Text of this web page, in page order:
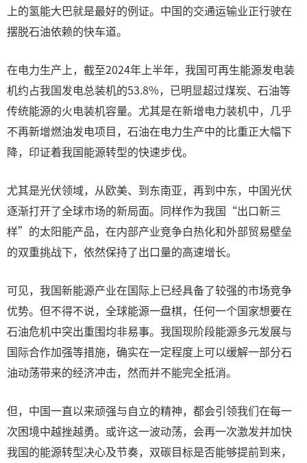
上的氢能大巴就是最好的例证。中国的交通运输业正行驶在
摆脱石油依赖的快车道。
在电力生产上，截至2024年上半年，我国可再生能源发电装
机约占我国发电总装机的53.8%，已明显超过煤炭、石油等
传统能源的火电装机容量。尤其是在新增电力装机中，几乎
不再新增燃油发电项目，石油在电力生产中的比重正大幅下
降，印证着我国能源转型的快速步伐。
尤其是光伏领域，从欧美、到东南亚，再到中东，中国光伏
逐渐打开了全球市场的新局面。同样作为我国“出口新三
样”的太阳能产品，在内部产业竞争白热化和外部贸易壁垒
的双重挑战下，依然保持了出口量的高速增长。
可见，我国新能源产业在国际上已经具备了较强的市场竞争
优势。但不得不说，全球能源一盘棋，任何一个国家想要在
石油危机中突出重围均非易事。我国现阶段能源多元发展与
国际合作加强等措施，确实在一定程度上可以缓解一部分石
油动荡带来的经济冲击，然而并不能完全抵消。
但，中国一直以来顽强与自立的精神，都会引领我们在每一
次困境中越挫越勇。或许这一波动荡，会再一次激发并加快
我国的能源转型决心及节奏，双碳目标是否能够提前到来，